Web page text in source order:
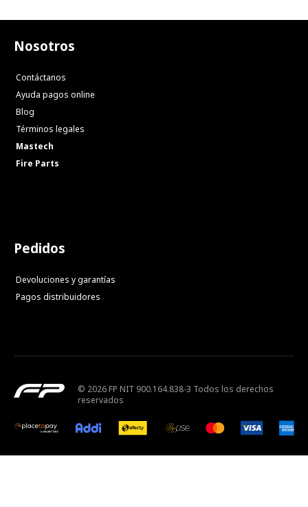
Nosotros
Contáctanos
Ayuda pagos online
Blog
Términos legales
Mastech
Fire Parts
Pedidos
Devoluciones y garantías
Pagos distribuidores
© 2026 FP NIT 900.164.838-3 Todos los derechos
reservados